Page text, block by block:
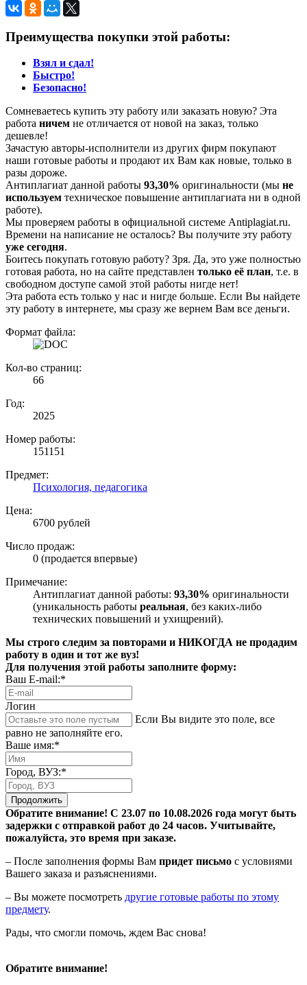
Преимущества покупки этой работы:
Взял и сдал!
Быстро!
Безопасно!
Сомневаетесь купить эту работу или заказать новую? Эта
работа ничем не отличается от новой на заказ, только
дешевле!
Зачастую авторы-исполнители из других фирм покупают
наши готовые работы и продают их Вам как новые, только в
разы дороже.
Антиплагиат данной работы 93,30% оригинальности (мы не
используем техническое повышение антиплагиата ни в одной
работе).
Мы проверяем работы в официальной системе Аntiplagiat.ru.
Времени на написание не осталось? Вы получите эту работу
уже сегодня.
Боитесь покупать готовую работу? Зря. Да, это уже полностью
готовая работа, но на сайте представлен только её план, т.е. в
свободном доступе самой этой работы нигде нет!
Эта работа есть только у нас и нигде больше. Если Вы найдете
эту работу в интернете, мы сразу же вернем Вам все деньги.
Формат файла:
Кол-во страниц:
66
Год:
2025
Номер работы:
151151
Предмет:
Психология, педагогика
Цена:
6700 рублей
Число продаж:
0 (продается впервые)
Примечание:
Антиплагиат данной работы: 93,30% оригинальности
(уникальность работы реальная, без каких-либо
технических повышений и ухищрений).
Мы строго следим за повторами и НИКОГДА не продадим
работу в один и тот же вуз!
Для получения этой работы заполните форму:
Ваш E-mail:*
Логин
Если Вы видите это поле, все
равно не заполняйте его.
Ваше имя:*
Город, ВУЗ:*
Продолжить
Обратите внимание! С 23.07 по 10.08.2026 года могут быть
задержки с отправкой работ до 24 часов. Учитывайте,
пожалуйста, это время при заказе.
– После заполнения формы Вам придет письмо с условиями
Вашего заказа и разъяснениями.
– Вы можете посмотреть другие готовые работы по этому
предмету.
Рады, что смогли помочь, ждем Вас снова!
Обратите внимание!